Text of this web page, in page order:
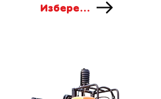
Изберете